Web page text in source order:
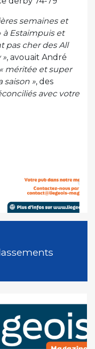
semaines et
à Estaimpuis et
pas cher des All
», avouait André
« méritée et super
saison », des
avec votre